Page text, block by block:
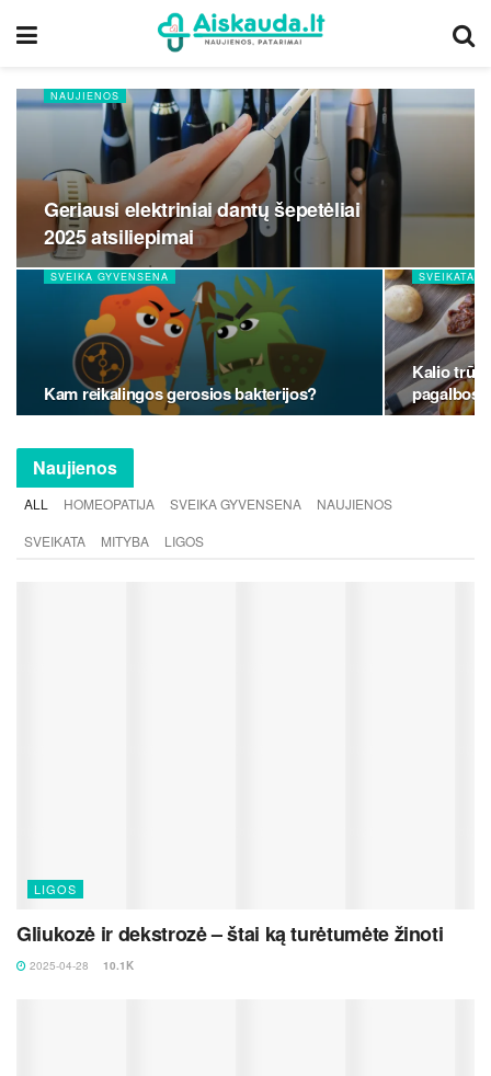
NAUJIENOS
Geriausi elektriniai dantų šepetėliai
2025 atsiliepimai
SVEIKA GYVENSENA
Kam reikalingos gerosios bakterijos?
SVEIKATA
Kalio
pagalbos?
Naujienos
ALL HOMEOPATIJA SVEIKA GYVENSENA
NAUJIENOS
SVEIKATA
MITYBA LIGOS
LIGOS
Gliukozė ir dekstrozė – štai ką turėtumėte žinoti
2025-04-28 10.1K